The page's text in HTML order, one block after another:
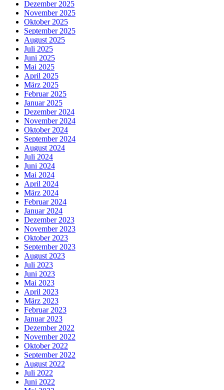
Dezember 2025
November 2025
Oktober 2025
September 2025
August 2025
Juli 2025
Juni 2025
Mai 2025
April 2025
März 2025
Februar 2025
Januar 2025
Dezember 2024
November 2024
Oktober 2024
September 2024
August 2024
Juli 2024
Juni 2024
Mai 2024
April 2024
März 2024
Februar 2024
Januar 2024
Dezember 2023
November 2023
Oktober 2023
September 2023
August 2023
Juli 2023
Juni 2023
Mai 2023
April 2023
März 2023
Februar 2023
Januar 2023
Dezember 2022
November 2022
Oktober 2022
September 2022
August 2022
Juli 2022
Juni 2022